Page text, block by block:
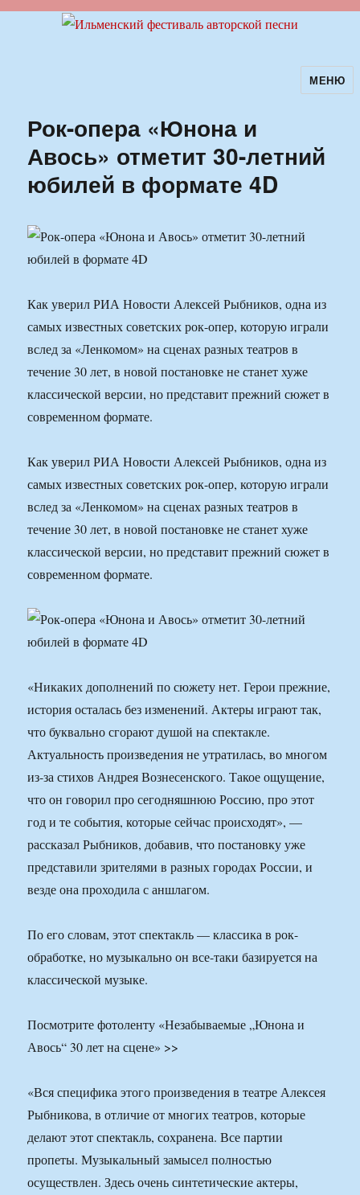
Ильменский фестиваль авторскойМЕНЮ
Рок-опера «Юнона и
Авось» отметит 30-летний
юбилей в формате 4D
Как уверил РИА Новости Алексей Рыбников, одна из
самых известных советских рок-опер, которую играли
вслед за «Ленкомом» на сценах разных театров в
течение 30 лет, в новой постановке не станет хуже
классической версии, но представит прежний сюжет в
современном формате.
Как уверил РИА Новости Алексей Рыбников, одна из
самых известных советских рок-опер, которую играли
вслед за «Ленкомом» на сценах разных театров в
течение 30 лет, в новой постановке не станет хуже
классической версии, но представит прежний сюжет в
современном формате.
«Никаких дополнений по сюжету нет. Герои прежние,
история осталась без изменений. Актеры играют так,
что буквально сгорают душой на спектакле.
Актуальность произведения не утратилась, во многом
из-за стихов Андрея Вознесенского. Такое ощущение,
что он говорил про сегодняшнюю Россию, про этот
год и те события, которые сейчас происходят», —
рассказал Рыбников, добавив, что постановку уже
представили зрителями в разных городах России, и
везде она проходила с аншлагом.
По его словам, этот спектакль — классика в рок-
обработке, но музыкально он все-таки базируется на
классической музыке.
Посмотрите фотоленту «Незабываемые „Юнона и
Авось“ 30 лет на сцене» >>
«Вся специфика этого произведения в театре Алексея
Рыбникова, в отличие от многих театров, которые
делают этот спектакль, сохранена. Все партии
пропеты. Музыкальный замысел полностью
осуществлен. Здесь очень синтетические актеры,